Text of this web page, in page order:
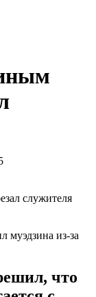
из-за
что